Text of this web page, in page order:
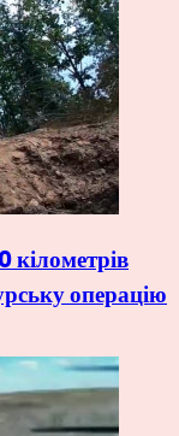
кілометрів
операцію